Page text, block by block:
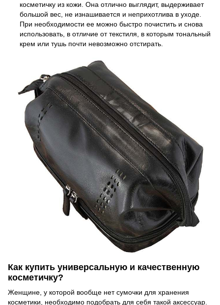
косметичку из кожи. Она отлично выглядит, выдерживает
большой вес, не изнашивается и неприхотлива в уходе.
При необходимости ее можно быстро почистить и снова
использовать, в отличие от текстиля, в которым тональный
крем или тушь почти невозможно отстирать.
Как купить универсальную и качественную
косметичку?
Женщине, у которой вообще нет сумочки для хранения
косметики, необходимо подобрать для себя такой аксессуар.